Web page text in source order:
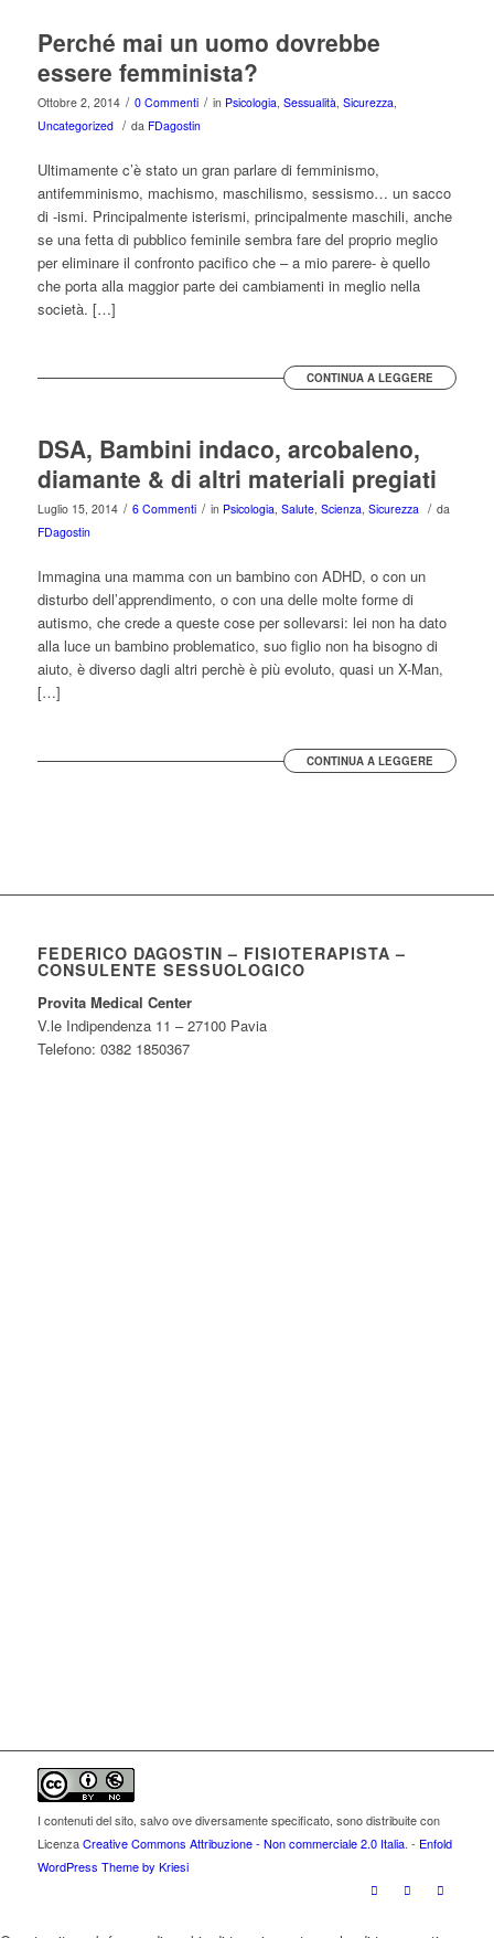
Perché mai un uomo dovrebbe
essere femminista?
Ottobre 2, 2014 / 0 Commenti / in Psicologia, Sessualità, Sicurezza,
Uncategorized / da FDagostin
Ultimamente c’è stato un gran parlare di femminismo,
antifemminismo, machismo, maschilismo, sessismo… un sacco
di -ismi. Principalmente isterismi, principalmente maschili, anche
se una fetta di pubblico feminile sembra fare del proprio meglio
per eliminare il confronto pacifico che – a mio parere- è quello
che porta alla maggior parte dei cambiamenti in meglio nella
società. […]
CONTINUA A LEGGERE
DSA, Bambini indaco, arcobaleno,
diamante & di altri materiali pregiati
Luglio 15, 2014 / 6 Commenti / in Psicologia, Salute, Scienza, Sicurezza / da
FDagostin
Immagina una mamma con un bambino con ADHD, o con un
disturbo dell’apprendimento, o con una delle molte forme di
autismo, che crede a queste cose per sollevarsi: lei non ha dato
alla luce un bambino problematico, suo figlio non ha bisogno di
aiuto, è diverso dagli altri perchè è più evoluto, quasi un X-Man,
[…]
CONTINUA A LEGGERE
FEDERICO DAGOSTIN – FISIOTERAPISTA –
CONSULENTE SESSUOLOGICO
Provita Medical Center
V.le Indipendenza 11 – 27100 Pavia
Telefono: 0382 1850367
I contenuti del sito, salvo ove diversamente specificato, sono distribuite con
LicenzaCreative Commons Attribuzione - Non commerciale 2.0 Italia. - Enfold
WordPress Theme by Kriesi